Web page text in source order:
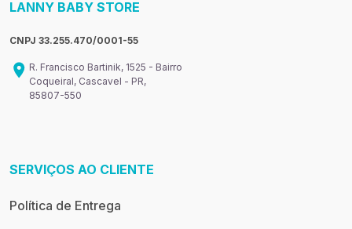
LANNY BABY STORE
CNPJ 33.255.470/0001-55
R. Francisco Bartinik, 1525 - Bairro
Coqueiral, Cascavel - PR,
85807-550
SERVIÇOS AO CLIENTE
Política de Entrega